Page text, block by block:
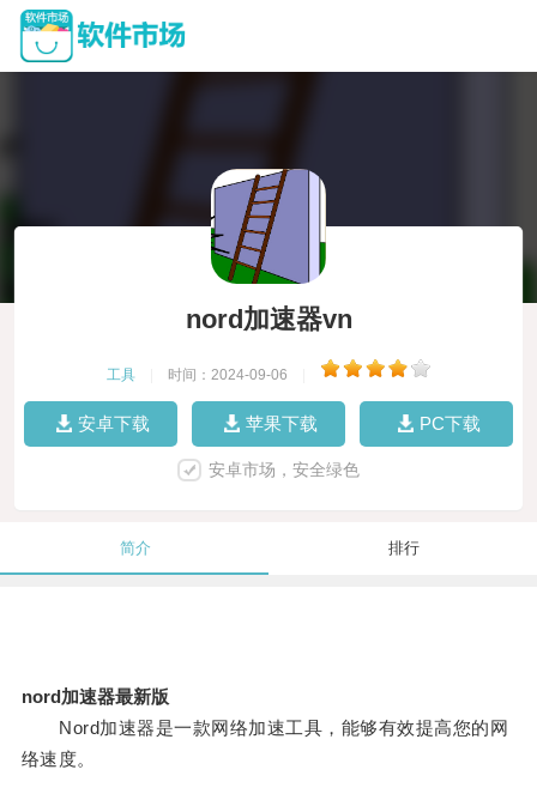
nord加速器vn
工具 时间：2024-09-06
安卓下载 苹果下载 PC下载
安卓市场，安全绿色
简介 排行
nord加速器最新版
Nord加速器是一款网络加速工具，能够有效提高您的网
络速度。